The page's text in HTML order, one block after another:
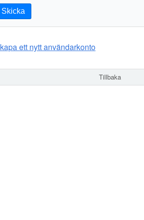
Skicka
ett nytt användarkonto
Tillbaka